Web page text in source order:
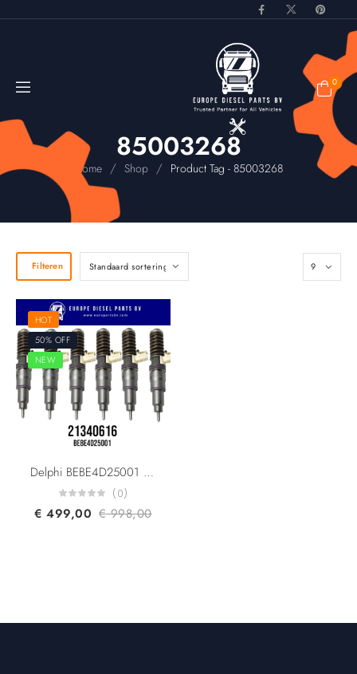
0
85003268
Home / Shop / Product Tag - 85003268
Filteren
HOT
50% OFF
NEW
Delphi BEBE4D25001 Renault & Volvo Trucks 21340616 21098096 20198087 7421098096 7421340616 85003268 For DXi 13 FH460/500/520 EUI Diesel Injector Euro 5
(0)
€ 499,00 €998,00